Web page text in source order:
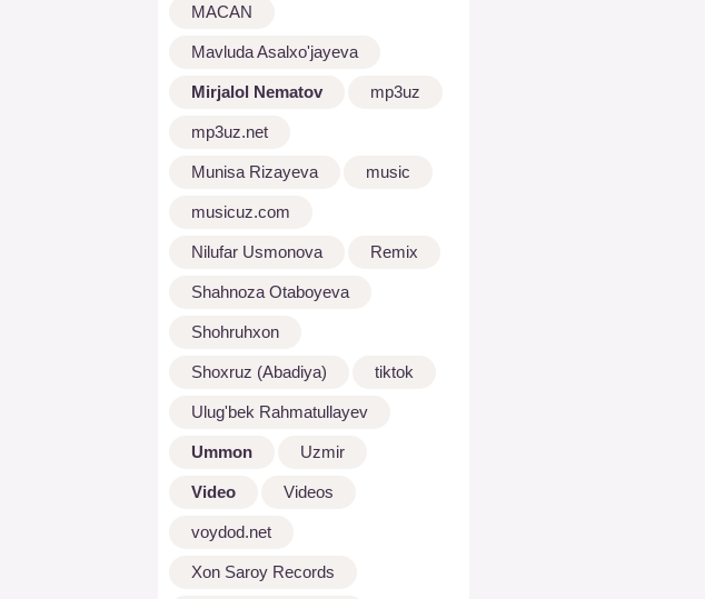
MACAN
Mavluda Asalxo'jayeva
Mirjalol Nematov mp3uz
mp3uz.net
Munisa Rizayeva music
musicuz.com
Nilufar Usmonova Remix
Shahnoza Otaboyeva
Shohruhxon
Shoxruz (Abadiya) tiktok
Ulug'bek Rahmatullayev
Ummon Uzmir
Video Videos
voydod.net
Xon Saroy Records